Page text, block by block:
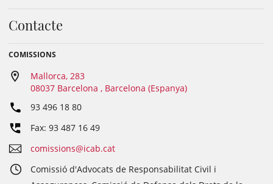
Contacte
COMISSIONS
Mallorca, 283
08037 Barcelona , Barcelona (Espanya)
93 496 18 80
Fax: 93 487 16 49
comissions@icab.cat
Comissió d'Advocats de Responsabilitat Civil i